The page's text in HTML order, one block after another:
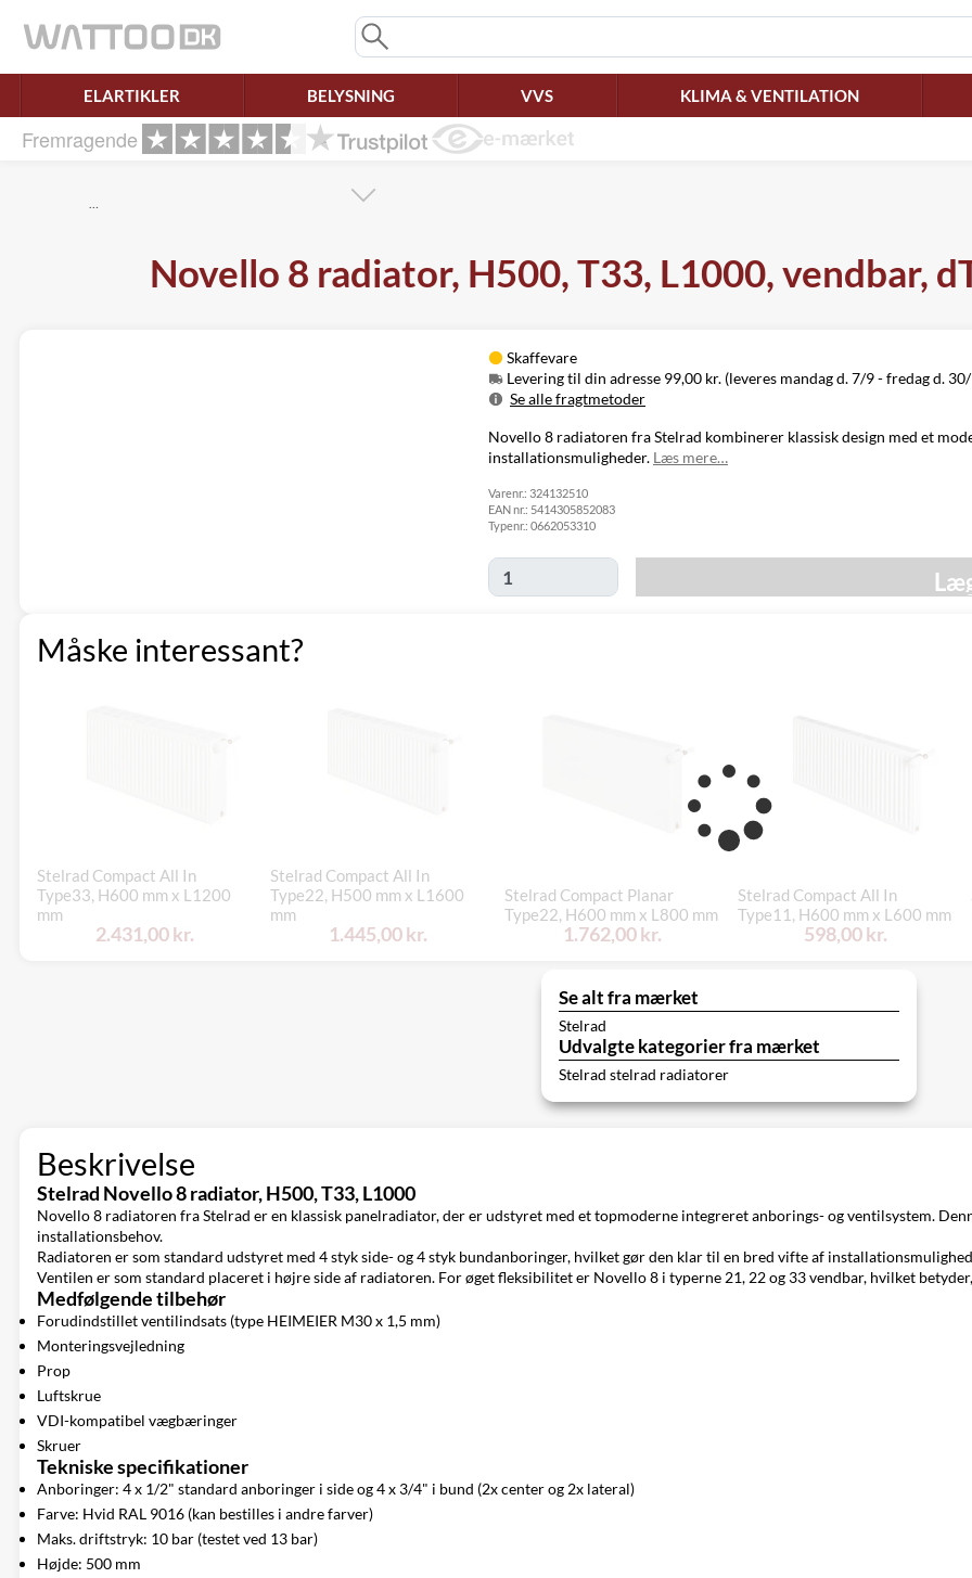
ELARTIKLER BELYSNING VVS KLIMA & VENTILATION
Fremragende
…
Novello 8 radiator, H500, T33, L1000, vendbar,
Skaffevare
Levering til din adresse 99,00 kr. (leveres mandag d. 7/9 - fredag d.
Se alle fragtmetoder
Metode
Pris
Leveres
Levering til
Mandag d. 7/9
Click&Collect
i Svenstrup
(9230)
Novello 8 radiatoren fra Stelrad kombinerer klassisk design med et
installationsmuligheder. Læs mere…
Varenr.: 324132510
EAN nr.: 5414305852083
Typenr.: 0662053310
Måske interessant?
Stelrad Compact All In
Type33, H600 mm x L1200
mm
2.431,00 kr.
Stelrad Compact All In
Type22, H500 mm x L1600
mm
1.445,00 kr.
Stelrad Compact Planar
Type22, H600 mm x L800 mm
1.762,00 kr.
Stelrad Compact All In
Type11, H600 mm x L600 mm
598,00 kr.
Se alt fra mærket
Stelrad
Udvalgte kategorier fra mærket
Stelrad stelrad radiatorer
Beskrivelse
Stelrad Novello 8 radiator, H500, T33, L1000
Novello 8 radiatoren fra Stelrad er en klassisk panelradiator, der er udstyret med et topmoderne integreret anborings- og ventilsystem.
installationsbehov.
Radiatoren er som standard udstyret med 4 styk side- og 4 styk bundanboringer, hvilket gør den klar til en bred vifte af
Ventilen er som standard placeret i højre side af radiatoren. For øget fleksibilitet er Novello 8 i typerne 21, 22 og 33 vendbar, hvilket
Medfølgende tilbehør
Forudindstillet ventilindsats (type HEIMEIER M30 x 1,5 mm)
Monteringsvejledning
Prop
Luftskrue
VDI-kompatibel vægbæringer
Skruer
Tekniske specifikationer
Anboringer: 4 x 1/2" standard anboringer i side og 4 x 3/4" i bund (2x center og 2x lateral)
Farve: Hvid RAL 9016 (kan bestilles i andre farver)
Maks. driftstryk: 10 bar (testet ved 13 bar)
Højde: 500 mm
Ret samtykke!